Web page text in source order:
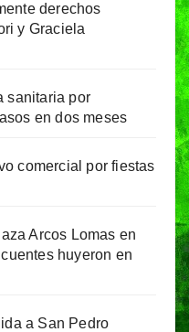
derechos
y Graciela
sanitaria por
en dos meses
comercial por fiestas
Arcos Lomas en
huyeron en
a San Pedro